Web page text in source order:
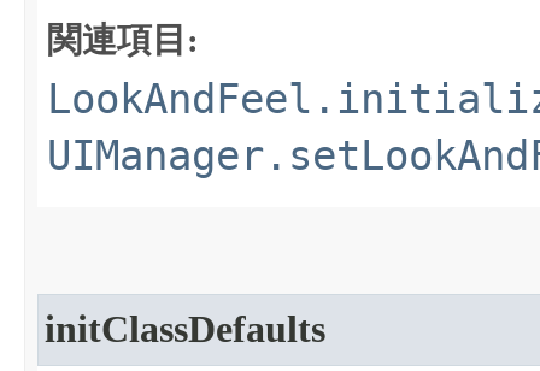
関連項目:
initClassDefaults